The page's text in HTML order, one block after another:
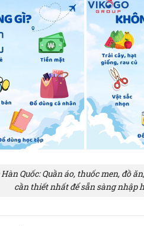
Quốc: Quần áo, thuốc men, đồ
cần thiết nhất để sẵn sàng nhập